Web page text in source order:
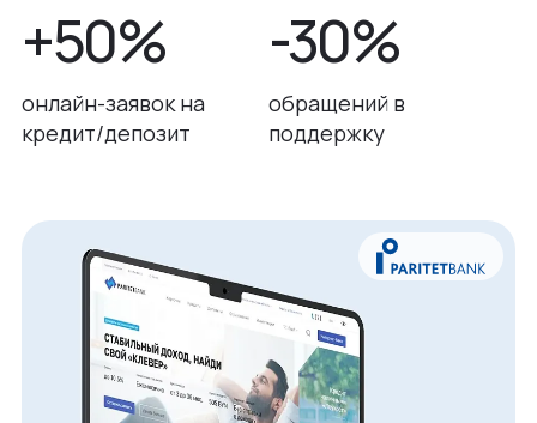
+50%
онлайн-заявок на
кредит/депозит
-30%
обращений в
поддержку